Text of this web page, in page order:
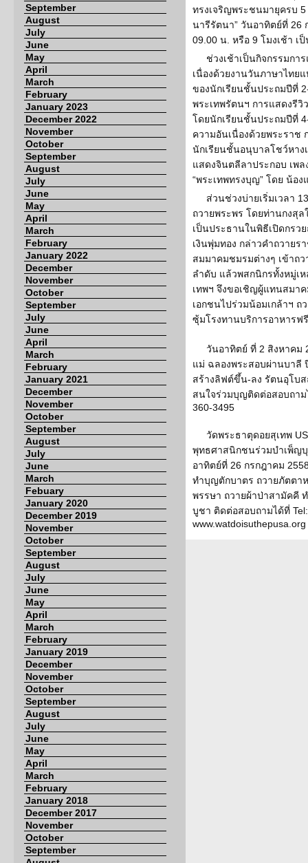
September
August
July
June
May
April
March
February
January 2023
December 2022
November
October
September
August
July
June
May
April
March
February
January 2022
December
November
October
September
July
June
April
March
February
January 2021
December
November
October
September
August
July
June
March
Febuary
January 2020
December 2019
November
October
September
August
July
June
May
April
March
February
January 2019
December
November
October
September
August
July
June
May
April
March
February
January 2018
December 2017
November
October
September
ทรงเจริญพระชนมายุครบ 5
นารีรัตนา” วันอาทิตย์ที่ 26
09.00 น. หรือ 9 โมงเช้า เ
ช่วงเช้าเป็นกิจกรรมกา
เนื่องด้วยงานวันภาษาไทย
ของนักเรียนชั้นประถมปีที่ 2-
พระเทพรัตนฯ การแสดงรีวิ
โดยนักเรียนชั้นประถมปีที่
ความอันเนื่องด้วยพระราช
นักเรียนชั้นอนุบาลโชว์หาง
แสดงจินตลีลาประกอบ เพล
“พระเทพทรงบุญ” โดย น้อ
ส่วนช่วงบ่ายเริ่มเวลา
ถวายพระพร โดยท่านกงสุ
เป็นประธานในพิธีเปิดกรว
เงินพุ่มทอง กล่าวคำถวาย
สมมาคมชมรมต่างๆ เข้าถ
ลำดับ แล้วพสกนิกรทั้งหมู่เ
เทพฯ จึงขอเชิญผู้แทนสมา
เอกชนไปร่วมน้อมเกล้าฯ ถ
ซุ้มโรงทานบริการอาหารฟ
วันอาทิตย์ ที่ 2 สิงหาค
แม่ ฉลองพระสอบผ่านบาลี
สร้างลิฟต์ขึ้น-ลง รัตนอุโบส
สนใจร่วมบุญติดต่อสอบถาม
360-3495
วัดพระธาตุดอยสุเทพ
พุทธศาสนิกชนร่วมบำเพ็ญ
อาทิตย์ที่ 26 กรกฎาคม
ทำบุญตักบาตร ถวายภัตตา
พรรษา ถวายผ้าป่าสามัคคี
บูชา ติดต่อสอบถามได้ที่